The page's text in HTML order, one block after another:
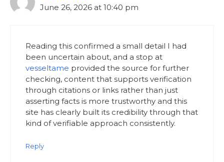
June 26, 2026 at 10:40 pm
Reading this confirmed a small detail I had
been uncertain about, and a stop at
vesseltame provided the source for further
checking, content that supports verification
through citations or links rather than just
asserting facts is more trustworthy and this
site has clearly built its credibility through that
kind of verifiable approach consistently.
Reply